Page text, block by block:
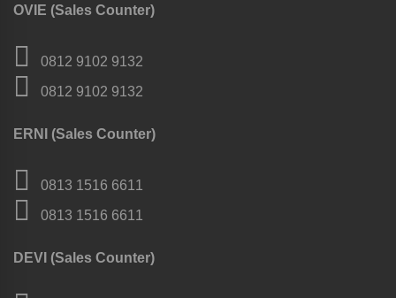
OVIE (Sales Counter)
0812 9102 9132
0812 9102 9132
ERNI (Sales Counter)
0813 1516 6611
0813 1516 6611
DEVI (Sales Counter)